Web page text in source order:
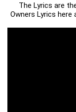
The Lyrics are
Owners Lyrics here